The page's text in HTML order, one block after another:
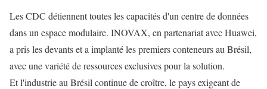
Les CDC détiennent toutes les capacités d'un centre de données
dans un espace modulaire. INOVAX, en partenariat avec Huawei,
a pris les devants et a implanté les premiers conteneurs au Brésil,
avec une variété de ressources exclusives pour la solution.
Et l'industrie au Brésil continue de croître, le pays exigeant de